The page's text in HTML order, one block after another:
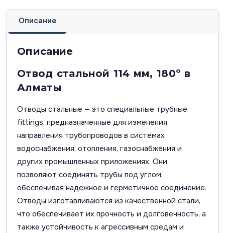
Описание
Описание
Отвод стальной 114 мм, 180º в
Алматы
Отводы стальные — это специальные трубные
fittings, предназначенные для изменения
направления трубопроводов в системах
водоснабжения, отопления, газоснабжения и
других промышленных приложениях. Они
позволяют соединять трубы под углом,
обеспечивая надежное и герметичное соединение.
Отводы изготавливаются из качественной стали,
что обеспечивает их прочность и долговечность, а
также устойчивость к агрессивным средам и